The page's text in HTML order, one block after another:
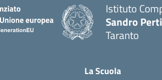
Istituto
Sandro
Taranto
La Scuola